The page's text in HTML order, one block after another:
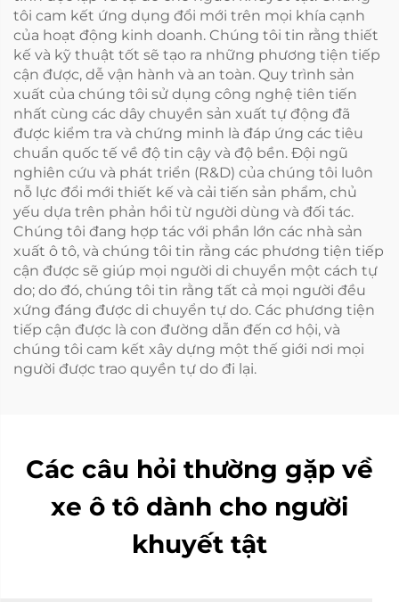
tôi cam kết ứng dụng đổi mới trên mọi khía cạnh
của hoạt động kinh doanh. Chúng tôi tin rằng thiết
kế và kỹ thuật tốt sẽ tạo ra những phương tiện tiếp
cận được, dễ vận hành và an toàn. Quy trình sản
xuất của chúng tôi sử dụng công nghệ tiên tiến
nhất cùng các dây chuyền sản xuất tự động đã
được kiểm tra và chứng minh là đáp ứng các tiêu
chuẩn quốc tế về độ tin cậy và độ bền. Đội ngũ
nghiên cứu và phát triển (R&D) của chúng tôi luôn
nỗ lực đổi mới thiết kế và cải tiến sản phẩm, chủ
yếu dựa trên phản hồi từ người dùng và đối tác.
Chúng tôi đang hợp tác với phần lớn các nhà sản
xuất ô tô, và chúng tôi tin rằng các phương tiện tiếp
cận được sẽ giúp mọi người di chuyển một cách tự
do; do đó, chúng tôi tin rằng tất cả mọi người đều
xứng đáng được di chuyển tự do. Các phương tiện
tiếp cận được là con đường dẫn đến cơ hội, và
chúng tôi cam kết xây dựng một thế giới nơi mọi
người được trao quyền tự do đi lại.
Các câu hỏi thường gặp về
xe ô tô dành cho người
khuyết tật